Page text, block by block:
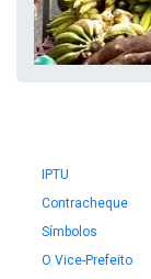
IPTU
Contracheque
Símbolos
O Vice-Prefeito